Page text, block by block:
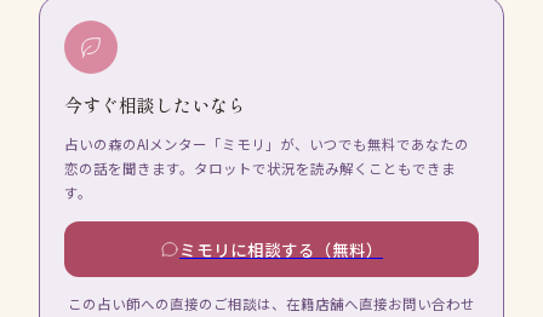
今すぐ相談したいなら
占いの森のAIメンター「ミモリ」が、いつでも無料であなたの
恋の話を聞きます。タロットで状況を読み解くこともできま
す。
ミモリに相談する（無料）
この占い師への直接のご相談は、在籍店舗へ直接お問い合わせ